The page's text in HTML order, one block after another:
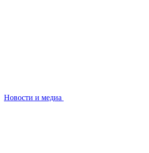
Новости и медиа